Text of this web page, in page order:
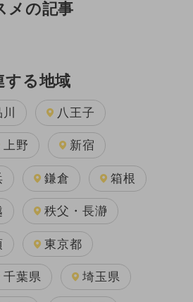
メの記事
する地域
八王子
上野 新宿
鎌倉 箱根
秩父・長瀞
東京都
千葉県 埼玉県